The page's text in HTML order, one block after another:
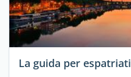
La guida per